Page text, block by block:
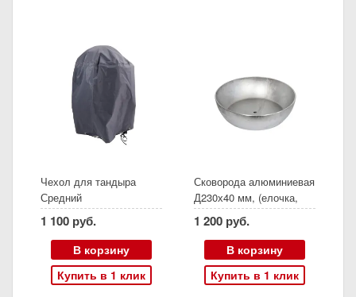
Чехол для тандыра
Средний
1 100 руб.
В корзину
Купить в 1 клик
Сковорода алюминиевая
Д230х40 мм, (елочка,
тритон, курник)
1 200 руб.
В корзину
Купить в 1 клик